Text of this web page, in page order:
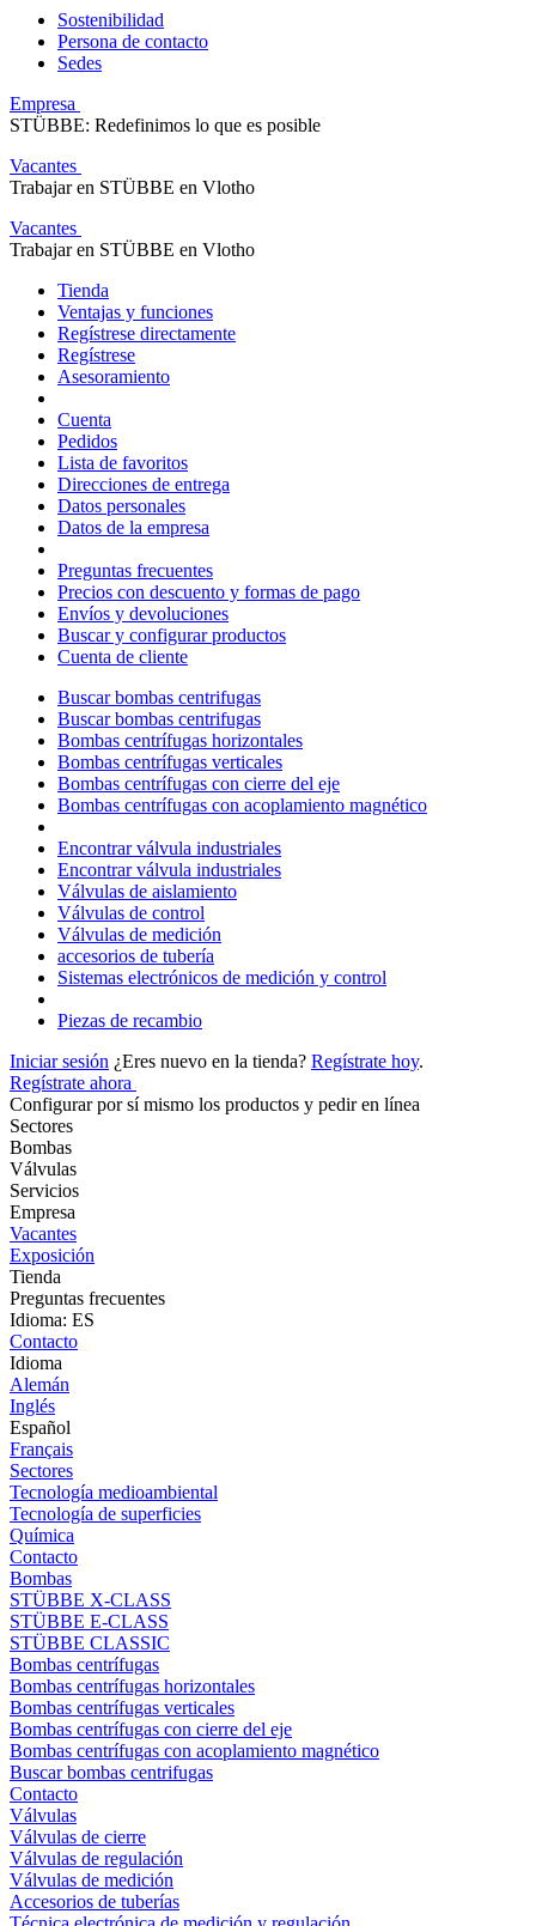
Sostenibilidad
Persona de contacto
Sedes
Empresa
STÜBBE: Redefinimos lo que es posible
Vacantes
Trabajar en STÜBBE en Vlotho
Vacantes
Trabajar en STÜBBE en Vlotho
Tienda
Ventajas y funciones
Regístrese directamente
Regístrese
Asesoramiento
Cuenta
Pedidos
Lista de favoritos
Direcciones de entrega
Datos personales
Datos de la empresa
Preguntas frecuentes
Precios con descuento y formas de pago
Envíos y devoluciones
Buscar y configurar productos
Cuenta de cliente
Buscar bombas centrifugas
Buscar bombas centrifugas
Bombas centrífugas horizontales
Bombas centrífugas verticales
Bombas centrífugas con cierre del eje
Bombas centrífugas con acoplamiento magnético
Encontrar válvula industriales
Encontrar válvula industriales
Válvulas de aislamiento
Válvulas de control
Válvulas de medición
accesorios de tubería
Sistemas electrónicos de medición y control
Piezas de recambio
Iniciar sesión ¿Eres nuevo en la tienda? Regístrate hoy.
Regístrate ahora
Configurar por sí mismo los productos y pedir en línea
Sectores
Bombas
Válvulas
Servicios
Empresa
Vacantes
Exposición
Tienda
Preguntas frecuentes
Idioma: ES
Contacto
Idioma
Alemán
Inglés
Español
Français
Sectores
Tecnología medioambiental
Tecnología de superficies
Química
Contacto
Bombas
STÜBBE X-CLASS
STÜBBE E-CLASS
STÜBBE CLASSIC
Bombas centrífugas
Bombas centrífugas horizontales
Bombas centrífugas verticales
Bombas centrífugas con cierre del eje
Bombas centrífugas con acoplamiento magnético
Buscar bombas centrifugas
Contacto
Válvulas
Válvulas de cierre
Válvulas de regulación
Válvulas de medición
Accesorios de tuberías